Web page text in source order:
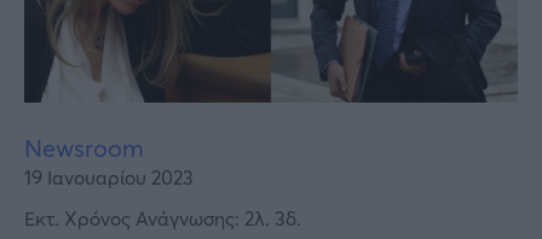
Καιρός
Newsroom
19 Ιανουαρίου 2023
Εκτ. Χρόνος Ανάγνωσης: 2λ. 3δ.